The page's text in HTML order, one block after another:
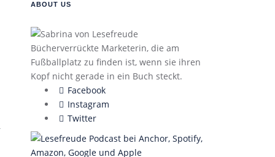
ABOUT US
Bücherverrückte Marketerin, die am
Fußballplatz zu finden ist, wenn sie ihren
Kopf nicht gerade in ein Buch steckt.
Facebook
Instagram
Twitter